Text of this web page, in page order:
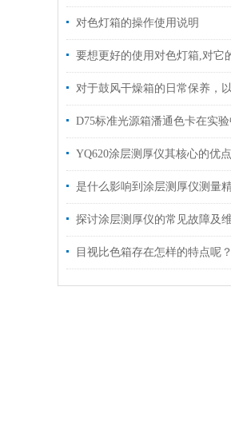
对色灯箱的操作使用说明
目视比色箱存在怎样的特点呢？